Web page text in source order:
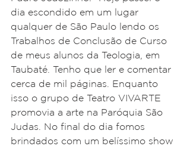
dia escondido em um lugar
qualquer de São Paulo lendo os
Trabalhos de Conclusão de Curso
de meus alunos da Teologia, em
Taubaté. Tenho que ler e comentar
cerca de mil páginas. Enquanto
isso o grupo de Teatro VIVARTE
promovia a arte na Paróquia São
Judas. No final do dia fomos
brindados com um belíssimo show